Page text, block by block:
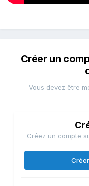
Créer un
Vous devez être
Créez un compte